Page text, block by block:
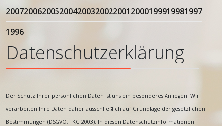
20072006200520042003200220012000199919981997
1996
Datenschutzerklärung
Der Schutz Ihrer persönlichen Daten ist uns ein besonderes Anliegen. Wir
verarbeiten Ihre Daten daher ausschließlich auf Grundlage der gesetzlichen
Bestimmungen (DSGVO, TKG 2003). In diesen Datenschutzinformationen